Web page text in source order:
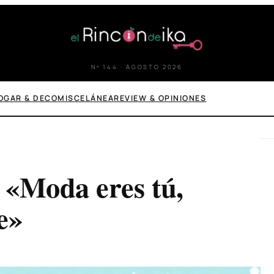
Nº 144 · AGOSTO 2026
& DECOMISCELÁNEAREVIEW & OPINIONES
eres tú,